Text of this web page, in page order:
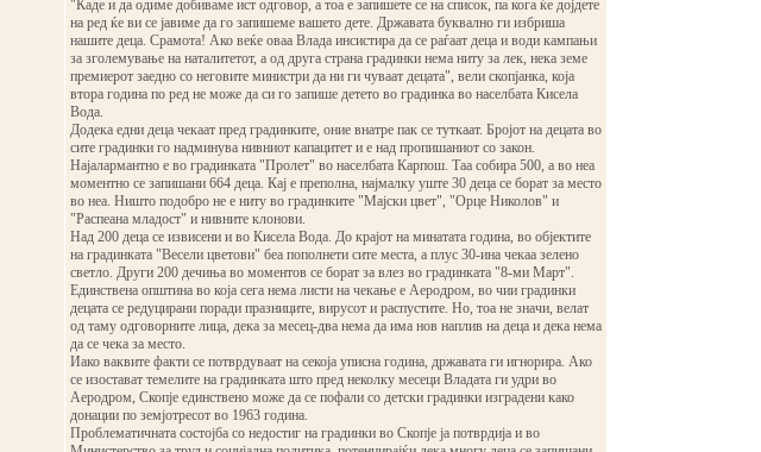
"Каде и да одиме добиваме ист одговор, а тоа е запишете се на список, па кога ќе дојдете
на ред ќе ви се јавиме да го запишеме вашето дете. Државата буквално ги избриша
нашите деца. Срамота! Ако веќе оваа Влада инсистира да се раѓаат деца и води кампањи
за зголемување на наталитетот, а од друга страна градинки нема ниту за лек, нека земе
премиерот заедно со неговите министри да ни ги чуваат децата", вели скопјанка, која
втора година по ред не може да си го запише детето во градинка во населбата Кисела
Вода.
Додека едни деца чекаат пред градинките, оние внатре пак се туткаат. Бројот на децата во
сите градинки го надминува нивниот капацитет и е над пропишаниот со закон.
Најалармантно е во градинката "Пролет" во населбата Карпош. Таа собира 500, а во неа
моментно се запишани 664 деца. Кај е преполна, најмалку уште 30 деца се борат за место
во неа. Ништо подобро не е ниту во градинките "Мајски цвет", "Орце Николов" и
"Распеана младост" и нивните клонови.
Над 200 деца се извисени и во Кисела Вода. До крајот на минатата година, во објектите
на градинката "Весели цветови" беа пополнети сите места, а плус 30-ина чекаа зелено
светло. Други 200 дечиња во моментов се борат за влез во градинката "8-ми Март".
Единствена општина во која сега нема листи на чекање е Аеродром, во чии градинки
децата се редуцирани поради празниците, вирусот и распустите. Но, тоа не значи, велат
од таму одговорните лица, дека за месец-два нема да има нов наплив на деца и дека нема
да се чека за место.
Иако ваквите факти се потврдуваат на секоја уписна година, државата ги игнорира. Ако
се изостават темелите на градинката што пред неколку месеци Владата ги удри во
Аеродром, Скопје единствено може да се пофали со детски градинки изградени како
донации по земјотресот во 1963 година.
Проблематичната состојба со недостиг на градинки во Скопје ја потврдија и во